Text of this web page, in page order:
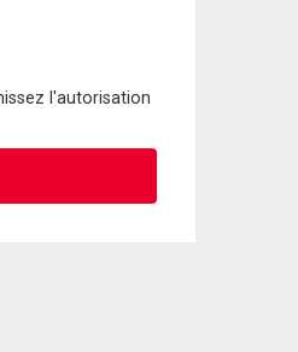
l'autorisation